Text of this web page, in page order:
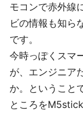
モコンで赤外線
ビの情報も知ら
です。
今時っぽくスマ
が、エンジニア
か。ということ
ところを